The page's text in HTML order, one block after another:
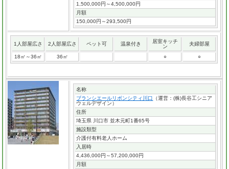
1,500,000円～4,500,000円
月額
150,000円～293,500円
1人部屋広さ 2人部屋広さ ペット可 温泉付き
居室キッチ
ン
夫婦部屋
18㎡～36㎡ 36㎡ ○ ○
名称
ブランシエールリボンシティ川口
（運営：(株)長谷工シニア
ウェルデザイン）
住所
埼玉県 川口市 並木元町1番65号
施設類型
介護付有料老人ホーム
入居時
4,436,000円～57,200,000円
月額